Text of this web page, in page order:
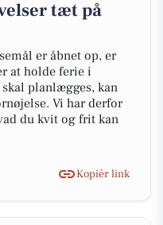
tæt på
er åbnet op, er
at holde ferie i
planlægges, kan
Vi har derfor
du kvit og frit kan
Kopiér link